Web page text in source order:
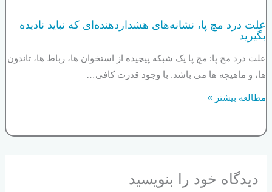
علت درد مچ پا، نشانه‌های هشداردهنده‌ای که نباید نادیده
بگیرید
علت درد مچ پا: مچ پا یک شبکه پیچیده از استخوان ها، رباط ها، تاندون
ها، و ماهیچه ها می باشد. با وجود قدرت کافی…
مطالعه بیشتر »
دیدگاه‌ خود را بنویسید